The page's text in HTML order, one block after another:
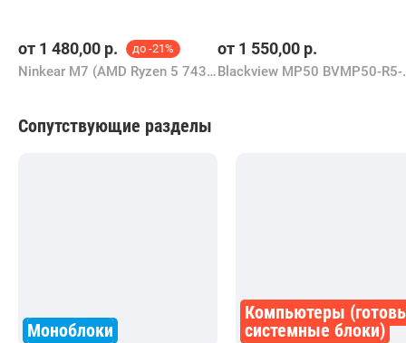
от 1 480,00 р. до -21%
Ninkear M7 (AMD Ryzen 5 7430U, 16GB/512GB)
от 1 550,00 р.
Сопутствующие разделы
Моноблоки
Компьютеры
системные блоки)